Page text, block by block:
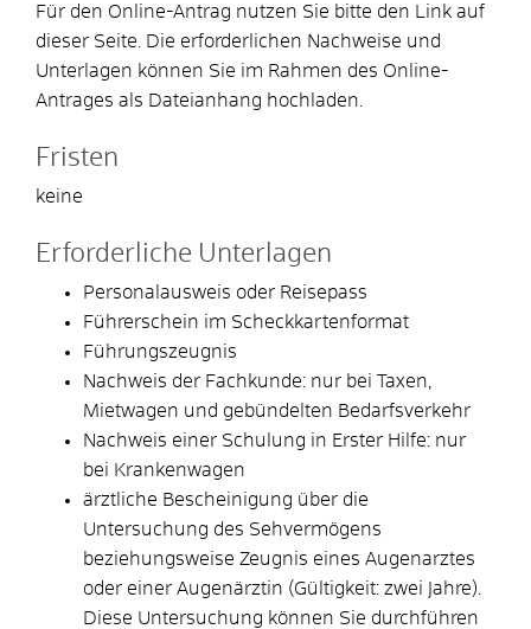
Für den Online-Antrag nutzen Sie bitte den Link auf
dieser Seite. Die erforderlichen Nachweise und
Unterlagen können Sie im Rahmen des Online-
Antrages als Dateianhang hochladen.
Fristen
keine
Erforderliche Unterlagen
Personalausweis oder Reisepass
Führerschein im Scheckkartenformat
Führungszeugnis
Nachweis der Fachkunde: nur bei Taxen,
Mietwagen und gebündelten Bedarfsverkehr
Nachweis einer Schulung in Erster Hilfe: nur
bei Krankenwagen
ärztliche Bescheinigung über die
Untersuchung des Sehvermögens
beziehungsweise Zeugnis eines Augenarztes
oder einer Augenärztin (Gültigkeit: zwei Jahre).
Diese Untersuchung können Sie durchführen